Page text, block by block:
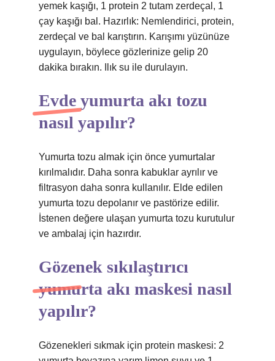
yemek kaşığı, 1 protein 2 tutam zerdeçal, 1
çay kaşığı bal. Hazırlık: Nemlendirici, protein,
zerdeçal ve bal karıştırın. Karışımı yüzünüze
uygulayın, böylece gözlerinize gelip 20
dakika bırakın. Ilık su ile durulayın.
Evde yumurta akı tozu
nasıl yapılır?
Yumurta tozu almak için önce yumurtalar
kırılmalıdır. Daha sonra kabuklar ayrılır ve
filtrasyon daha sonra kullanılır. Elde edilen
yumurta tozu depolanır ve pastörize edilir.
İstenen değere ulaşan yumurta tozu kurutulur
ve ambalaj için hazırdır.
Gözenek sıkılaştırıcı
yumurta akı maskesi nasıl
yapılır?
Gözenekleri sıkmak için protein maskesi: 2